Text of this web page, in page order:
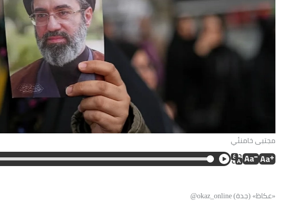
مجتبى خامنئي
«عكاظ» (جدة) okaz_online@